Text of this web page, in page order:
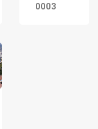
0003